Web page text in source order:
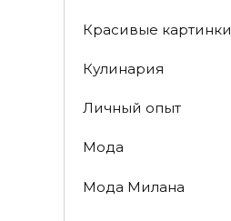
Красивые картинки
Кулинария
Личный опыт
Мода
Мода Милана